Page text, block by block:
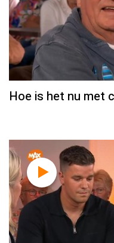
Hoe is het nu met